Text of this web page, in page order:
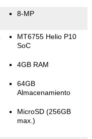
8-MP
MT6755 Helio P10
SoC
4GB RAM
64GB
Almacenamiento
MicroSD (256GB
max.)